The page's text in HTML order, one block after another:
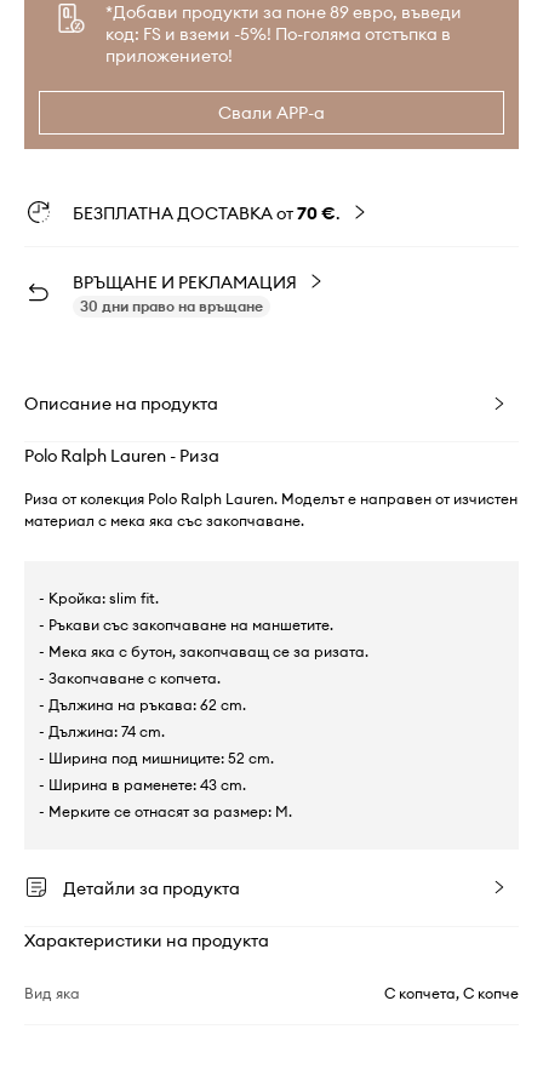
*Добави продукти за поне 89 евро, въведи
код: FS и вземи -5%! По-голяма отстъпка в
приложението!
Свали APP-а
БЕЗПЛАТНА ДОСТАВКА от70 €.
ВРЪЩАНЕ И РЕКЛАМАЦИЯ
30 дни право на връщане
Описание на продукта
Polo Ralph Lauren - Риза
Риза от колекция Polo Ralph Lauren. Моделът е направен от изчистен
материал с мека яка със закопчаване.
- Кройка: slim fit.
- Ръкави със закопчаване на маншетите.
- Мека яка с бутон, закопчаващ се за ризата.
- Закопчаване с копчета.
- Дължина на ръкава: 62 cm.
- Дължина: 74 cm.
- Ширина под мишниците: 52 cm.
- Ширина в раменете: 43 cm.
- Мерките се отнасят за размер: M.
Детайли за продукта
Характеристики на продукта
Вид яка С копчета, С копче